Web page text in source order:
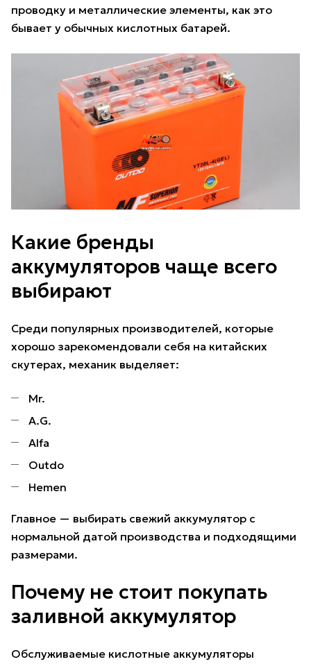
проводку и металлические элементы, как это
бывает у обычных кислотных батарей.
Какие бренды
аккумуляторов чаще всего
выбирают
Среди популярных производителей, которые
хорошо зарекомендовали себя на китайских
скутерах, механик выделяет:
Mr.
A.G.
Alfa
Outdo
Hemen
Главное — выбирать свежий аккумулятор с
нормальной датой производства и подходящими
размерами.
Почему не стоит покупать
заливной аккумулятор
Обслуживаемые кислотные аккумуляторы